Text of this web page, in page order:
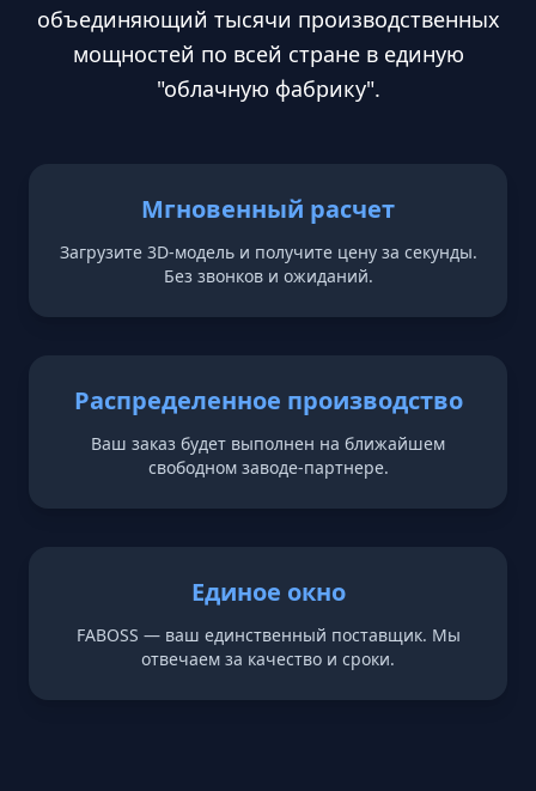
объединяющий тысячи производственных
мощностей по всей стране в единую
"облачную фабрику".
Мгновенный расчет
Загрузите 3D-модель и получите цену за секунды.
Без звонков и ожиданий.
Распределенное производство
Ваш заказ будет выполнен на ближайшем
свободном заводе-партнере.
Единое окно
FABOSS — ваш единственный поставщик. Мы
отвечаем за качество и сроки.